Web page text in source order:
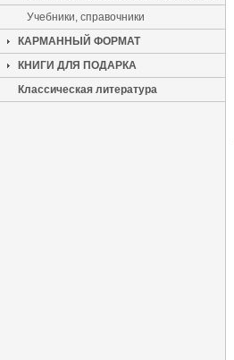
Учебники, справочники
КАРМАННЫЙ ФОРМАТ
КНИГИ ДЛЯ ПОДАРКА
Классическая литература